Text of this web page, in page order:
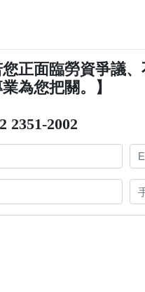
您正面臨勞資爭議
為您把關。】
2351-2002